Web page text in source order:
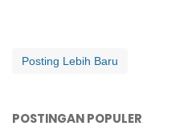
Posting Lebih Baru
POSTINGAN POPULER